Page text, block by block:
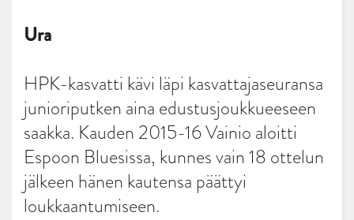
Ura
HPK-kasvatti kävi läpi kasvattajaseuransa
junioriputken aina edustusjoukkueeseen
saakka. Kauden 2015-16 Vainio aloitti
Espoon Bluesissa, kunnes vain 18 ottelun
jälkeen hänen kautensa päättyi
loukkaantumiseen.